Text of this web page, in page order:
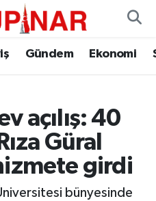
Gündem Ekonomi
açılış: 40
Güral
girdi
bünyesinde
Haritası
ve Fikstür